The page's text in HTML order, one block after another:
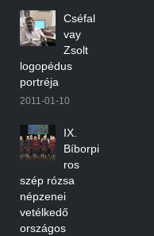
Cséfal
vay
Zsolt
logopédus
portréja
2011-01-10
IX.
Bíborpi
ros
szép rózsa
népzenei
vetélkedő
országos